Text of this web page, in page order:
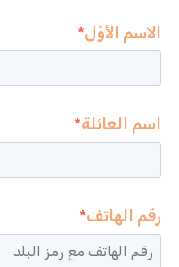
الاسم الأوّل*
اسم العائلة*
رقم الهاتف*